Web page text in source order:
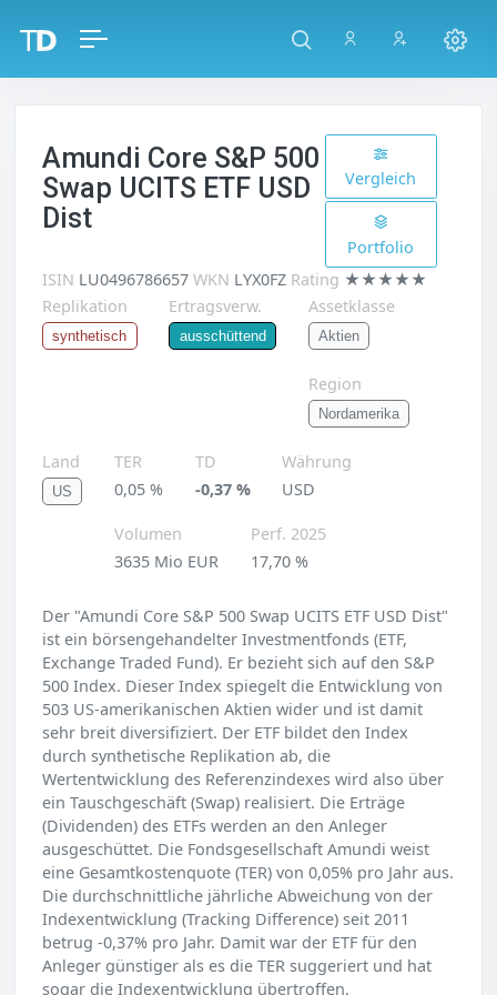
Amundi Core S&P 500
Swap UCITS ETF USD
Dist
Vergleich
Portfolio
ISIN LU0496786657 WKN LYX0FZ Rating ★★★★★
Replikation
synthetisch
Ertragsverw.
ausschüttend
Assetklasse
Aktien
Region
Nordamerika
Land
US
TER
0,05 %
TD
-0,37 %
Währung
USD
Volumen
3635 Mio EUR
Perf. 2025
17,70 %
Der "Amundi Core S&P 500 Swap UCITS ETF USD Dist"
ist ein börsengehandelter Investmentfonds (ETF,
Exchange Traded Fund). Er bezieht sich auf den S&P
500 Index. Dieser Index spiegelt die Entwicklung von
503 US-amerikanischen Aktien wider und ist damit
sehr breit diversifiziert. Der ETF bildet den Index
durch synthetische Replikation ab, die
Wertentwicklung des Referenzindexes wird also über
ein Tauschgeschäft (Swap) realisiert. Die Erträge
(Dividenden) des ETFs werden an den Anleger
ausgeschüttet. Die Fondsgesellschaft Amundi weist
eine Gesamtkostenquote (TER) von 0,05% pro Jahr aus.
Die durchschnittliche jährliche Abweichung von der
Indexentwicklung (Tracking Difference) seit 2011
betrug -0,37% pro Jahr. Damit war der ETF für den
Anleger günstiger als es die TER suggeriert und hat
sogar die Indexentwicklung übertroffen.